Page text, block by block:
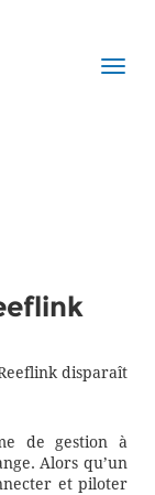
disparaît
de gestion à
Alors qu’un
et piloter